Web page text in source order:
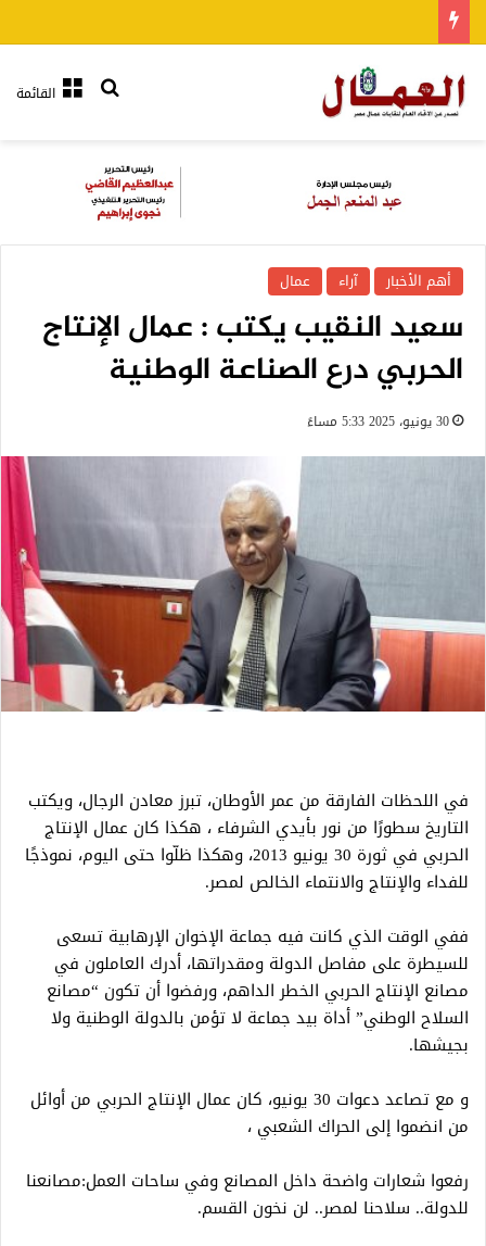
القائمةبحث عن
أهم الأخبار آراء عمال
سعيد النقيب يكتب : عمال الإنتاج
الحربي درع الصناعة الوطنية
30 يونيو، 2025 5:33 مساءً
في اللحظات الفارقة من عمر الأوطان، تبرز معادن الرجال، ويكتب
التاريخ سطورًا من نور بأيدي الشرفاء ، هكذا كان عمال الإنتاج
الحربي في ثورة 30 يونيو 2013، وهكذا ظلّوا حتى اليوم، نموذجًا
للفداء والإنتاج والانتماء الخالص لمصر.
ففي الوقت الذي كانت فيه جماعة الإخوان الإرهابية تسعى
للسيطرة على مفاصل الدولة ومقدراتها، أدرك العاملون في
مصانع الإنتاج الحربي الخطر الداهم، ورفضوا أن تكون “مصانع
السلاح الوطني” أداة بيد جماعة لا تؤمن بالدولة الوطنية ولا
بجيشها.
و مع تصاعد دعوات 30 يونيو، كان عمال الإنتاج الحربي من أوائل
من انضموا إلى الحراك الشعبي ،
رفعوا شعارات واضحة داخل المصانع وفي ساحات العمل:مصانعنا
للدولة.. سلاحنا لمصر.. لن نخون القسم.